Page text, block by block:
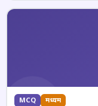
MCQ मध्यम